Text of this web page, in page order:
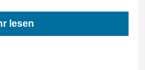
lesen